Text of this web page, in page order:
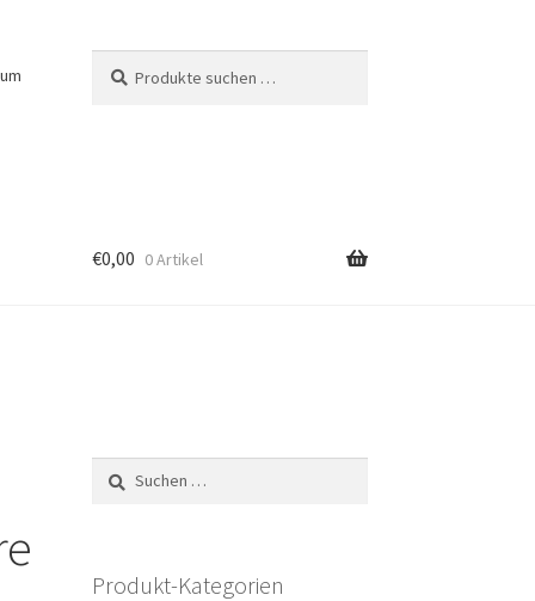
nach:
€0,00 0 Artikel
Suchen
nach:
Produkt-Kategorien